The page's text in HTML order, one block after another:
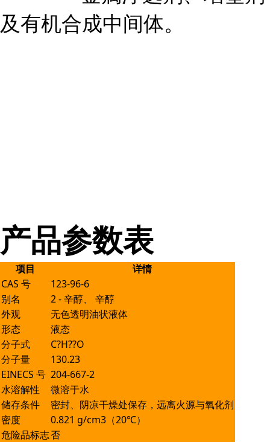
及有机合成中间体。
产品参数表
项目 详情
CAS 号
123-96-6
别名
2 - 辛醇、 辛醇
外观
无色透明油状液体
形态
液态
分子式
C?H??O
分子量
130.23
EINECS 号 204-667-2
水溶解性
微溶于水
储存条件
密封、阴凉干燥处保存，远离火源与氧化剂
密度
0.821 g/cm3（20℃）
危险品标志否